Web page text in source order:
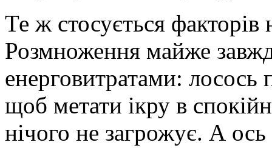
Те ж стосується
Розмноження майже
енерговитратами: лосось
щоб метати ікру в
нічого не загрожує. А